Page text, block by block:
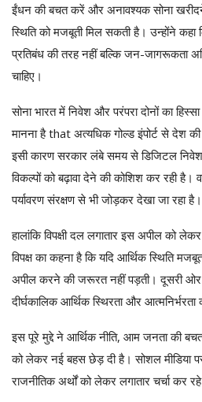
ईंधन की बचत करें और अनावश्यक सोना
स्थिति को मजबूती मिल सकती है। उन्होंने
प्रतिबंध की तरह नहीं बल्कि जन-जागरूकता
चाहिए।
सोना भारत में निवेश और परंपरा दोनों का
मानना है that अत्यधिक गोल्ड इंपोर्ट से देश
इसी कारण सरकार लंबे समय से डिजिटल निवेश,
विकल्पों को बढ़ावा देने की कोशिश कर रही है।
पर्यावरण संरक्षण से भी जोड़कर देखा जा रहा है।
हालांकि विपक्षी दल लगातार इस अपील को
विपक्ष का कहना है कि यदि आर्थिक स्थिति
अपील करने की जरूरत नहीं पड़ती। दूसरी ओर
दीर्घकालिक आर्थिक स्थिरता और
इस पूरे मुद्दे ने आर्थिक नीति, आम जनता की
को लेकर नई बहस छेड़ दी है। सोशल मीडिया
राजनीतिक अर्थों को लेकर लगातार चर्चा कर